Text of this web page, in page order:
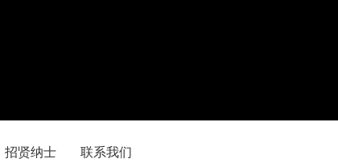
招贤纳士 联系我们